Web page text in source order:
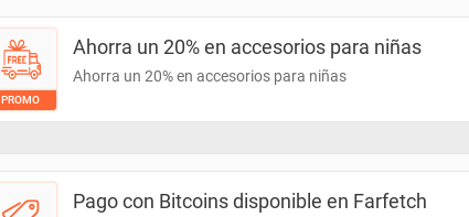
PROMO
Ahorra un 20% en accesorios para niñas
Ahorra un 20% en accesorios para niñas
Pago con Bitcoins disponible en Farfetch